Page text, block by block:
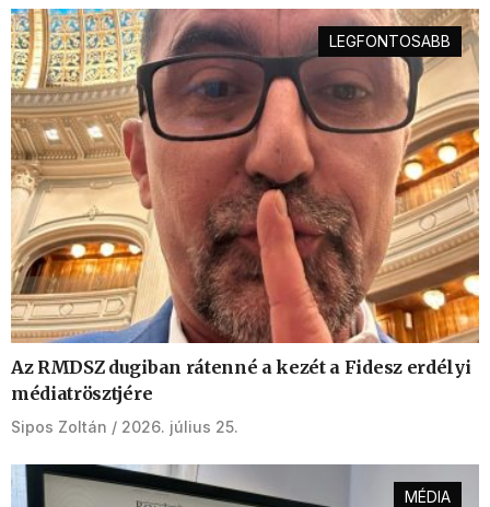
LEGFONTOSABB
Az RMDSZ dugiban rátenné a kezét a Fidesz erdélyi
médiatrösztjére
Sipos Zoltán 2026. július 25.
MÉDIA